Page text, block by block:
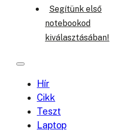
Segítünk első
notebookod
kiválasztásában!
Hír
Cikk
Teszt
Laptop